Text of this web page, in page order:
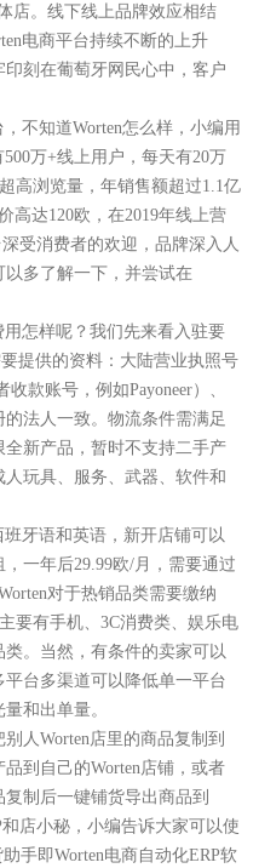
店。线下线上品牌效应相结
电商平台持续不断的上升
刻在葡萄牙网民心中，客户
不知道Worten怎么样，小编用
万+线上用户，每天有20万
高浏览量，年销售额超过1.1亿
高达120欧，在2019年线上营
受消费者的欢迎，品牌深入人
多了解一下，并尝试在
怎样呢？我们先来看入驻要
提供的资料：大陆营业执照号
款账号，例如Payoneer）、
法人一致。物流条件需满足
新产品，暂时不支持二手产
玩具、服务、武器、软件和
牙语和英语，新开店铺可以
一年后29.99欧/月，需要通过
对于热销品类需要缴纳
要有手机、3C消费类、娱乐电
。当然，有条件的卖家可以
台多渠道可以降低单一平台
和出单量。
人Worten店里的商品复制到
到自己的Worten店铺，或者
制后一键铺货导出商品到
店小秘，小编告诉大家可以使
手即Worten电商自动化ERP软